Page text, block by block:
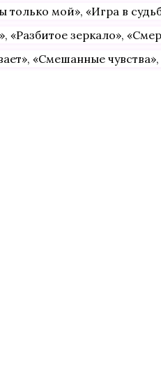
только мой», «Игра в
«Разбитое зеркало»,
«Смешанные